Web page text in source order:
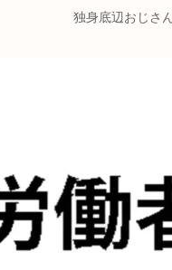
独身底辺おじさ